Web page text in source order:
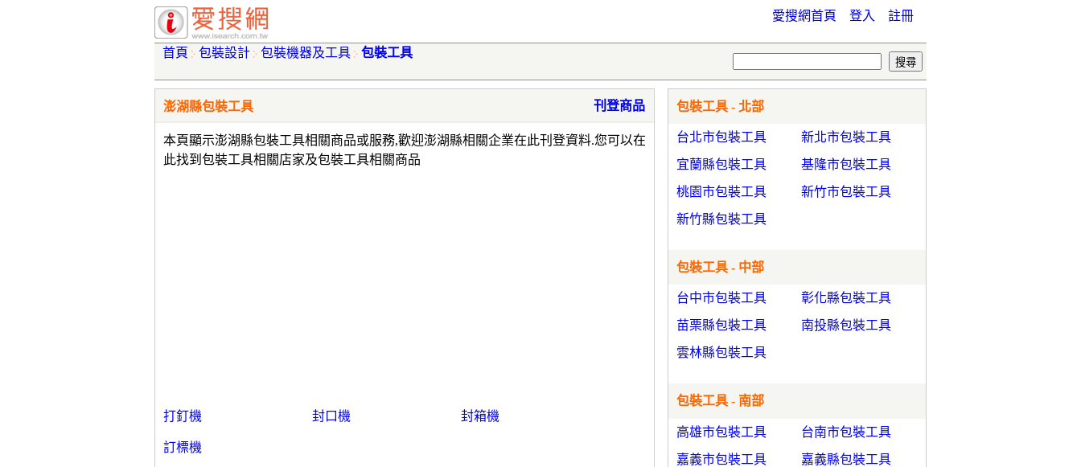
愛搜網首頁 登入 註冊
首頁 包裝設計 包裝機器及工具 包裝工具
澎湖縣包裝工具
本頁顯示澎湖縣包裝工具相關商品或服務,歡迎澎湖縣相關企業在此刊登資料.您可以在
此找到包裝工具相關店家及包裝工具相關商品
刊登商品
打釘機 封口機 封箱機
訂標機
包裝工具 - 北部
台北市包裝工具
新北市包裝工具
宜蘭縣包裝工具
基隆市包裝工具
桃園市包裝工具
新竹市包裝工具
新竹縣包裝工具
包裝工具 - 中部
台中市包裝工具
彰化縣包裝工具
苗栗縣包裝工具
南投縣包裝工具
雲林縣包裝工具
包裝工具 - 南部
高雄市包裝工具
台南市包裝工具
嘉義市包裝工具
嘉義縣包裝工具